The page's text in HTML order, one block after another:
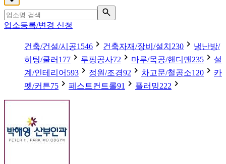
,
업소등록/변경 신청
건축/건설/시공1546 건축자재/장비/설치 230
냉난방/
히팅/쿨러 177 루핑공사72 마루/목공/핸디맨 235
설
계/인테리어 593 정원/조경92 차고문/철공소120
카
펫/커튼75 페스트컨트롤91 플러밍222